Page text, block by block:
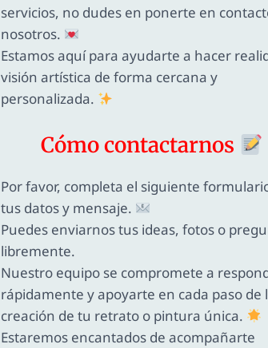
servicios, no dudes en ponerte en
nosotros.
Estamos aquí para ayudarte a hacer
visión artística de forma cercana y
personalizada.
Cómo contactarnos
Por favor, completa el siguiente
tus datos y mensaje.
Puedes enviarnos tus ideas, fotos o
libremente.
Nuestro equipo se compromete a
rápidamente y apoyarte en cada paso de
creación de tu retrato o pintura única.
Estaremos encantados de acompañarte